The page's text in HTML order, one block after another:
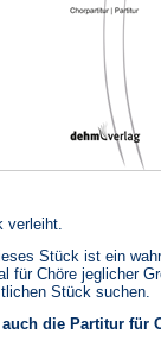
verleiht.
Stück ist ein
für Chöre jeglicher
Stück suchen.
die Partitur für